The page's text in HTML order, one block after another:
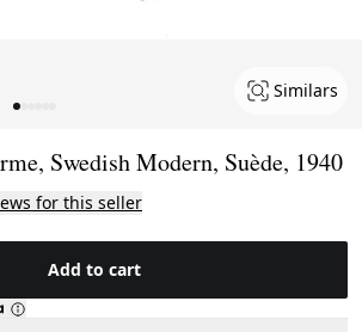
Similars
Swedish Modern, Suède, 1940
for this seller
Add to cart